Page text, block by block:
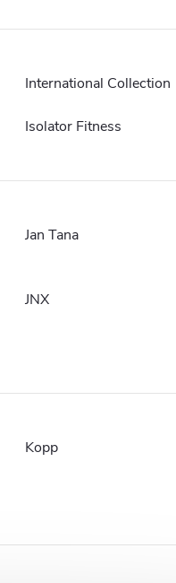
International Collection
Isolator Fitness
Jan Tana
JNX
Kopp